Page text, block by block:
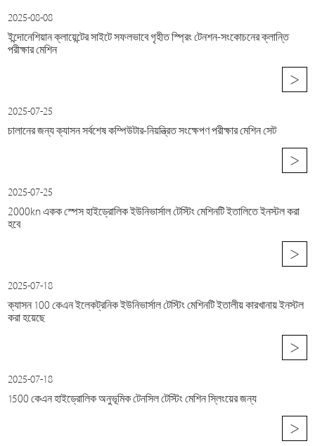
2025-08-08
ইন্দোনেশিয়ান ক্লায়েন্টের সাইটে সফলভাবে গৃহীত স্প্রিং টেনশন-সংকোচনের ক্লান্তি
পরীক্ষার মেশিন
>
2025-07-25
চালানের জন্য ক্যাসন সর্বশেষ কম্পিউটার-নিয়ন্ত্রিত সংক্ষেপণ পরীক্ষার মেশিন সেট
>
2025-07-25
2000kn একক স্পেস হাইড্রোলিক ইউনিভার্সাল টেস্টিং মেশিনটি ইতালিতে ইনস্টল করা
হবে
>
2025-07-18
ক্যাসন 100 কেএন ইলেকট্রনিক ইউনিভার্সাল টেস্টিং মেশিনটি ইতালীয় কারখানায় ইনস্টল
করা হয়েছে
>
2025-07-18
1500 কেএন হাইড্রোলিক অনুভূমিক টেনসিল টেস্টিং মেশিন স্লিংয়ের জন্য
>